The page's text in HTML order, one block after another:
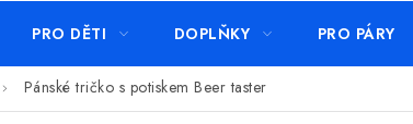
PRO DĚTI DOPLŇKY PRO PÁRY
Pánské tričko s potiskem Beer taster